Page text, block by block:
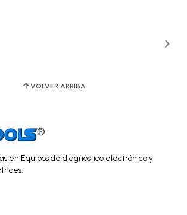
VOLVER ARRIBA
en Equipos de diagnóstico electrónico y